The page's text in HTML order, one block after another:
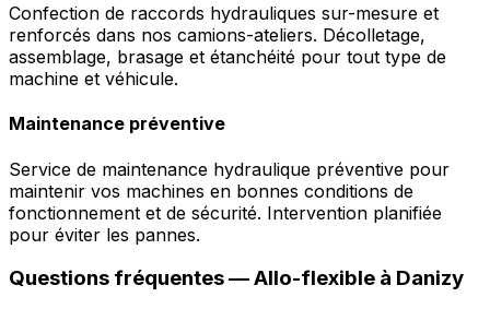
Confection de raccords hydrauliques sur-mesure et
renforcés dans nos camions-ateliers. Décolletage,
assemblage, brasage et étanchéité pour tout type de
machine et véhicule.
Maintenance préventive
Service de maintenance hydraulique préventive pour
maintenir vos machines en bonnes conditions de
fonctionnement et de sécurité. Intervention planifiée
pour éviter les pannes.
Questions fréquentes —Allo-flexible à Danizy